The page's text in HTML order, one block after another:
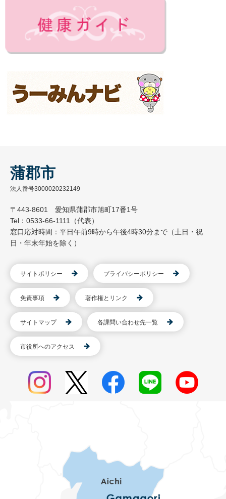
蒲郡市
法人番号3000020232149
〒443-8601 愛知県蒲郡市旭町17番1号
Tel：0533-66-1111（代表）
窓口応対時間：平日午前9時から午後4時30分まで（土日・祝
日・年末年始を除く）
サイトポリシー プライバシーポリシー
免責事項 著作権とリンク
サイトマップ 各課問い合わせ先一覧
市役所へのアクセス